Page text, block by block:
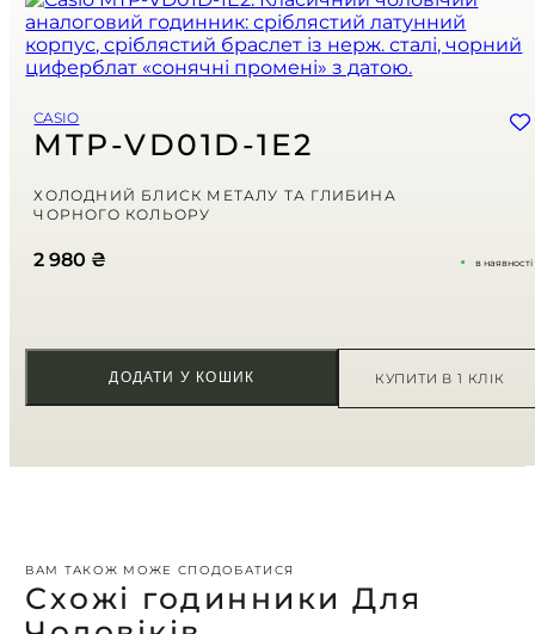
Назва*
Email*
моїх подальших коментарів.
Ваш відгук
CASIO
MTP-VD01D-1E2
ХОЛОДНИЙ БЛИСК МЕТАЛУ ТА ГЛИБИНА
ЧОРНОГО КОЛЬОРУ
2 980 ₴ в наявності
ДОДАТИ У КОШИК КУПИТИ В 1 КЛІК
ВАМ ТАКОЖ МОЖЕ СПОДОБАТИСЯ
Схожі годинники Для